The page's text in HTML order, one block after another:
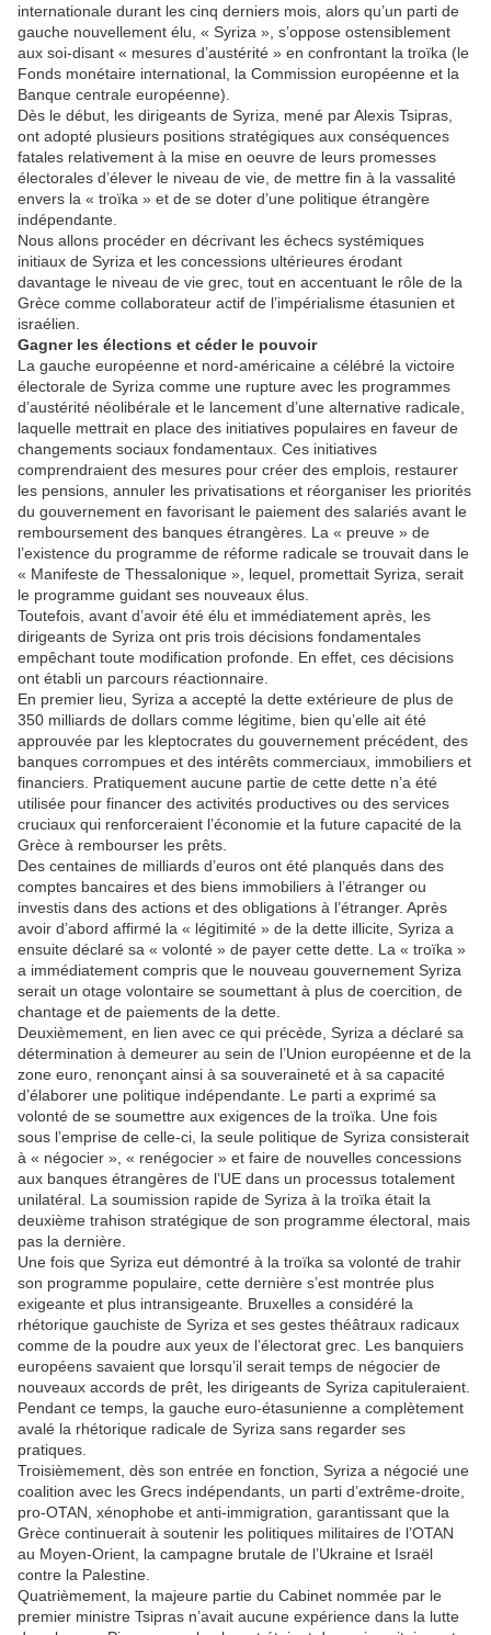
internationale durant les cinq derniers mois, alors qu’un parti de
gauche nouvellement élu, « Syriza », s’oppose ostensiblement
aux soi-disant « mesures d’austérité » en confrontant la troïka (le
Fonds monétaire international, la Commission européenne et la
Banque centrale européenne).
Dès le début, les dirigeants de Syriza, mené par Alexis Tsipras,
ont adopté plusieurs positions stratégiques aux conséquences
fatales relativement à la mise en oeuvre de leurs promesses
électorales d’élever le niveau de vie, de mettre fin à la vassalité
envers la « troïka » et de se doter d’une politique étrangère
indépendante.
Nous allons procéder en décrivant les échecs systémiques
initiaux de Syriza et les concessions ultérieures érodant
davantage le niveau de vie grec, tout en accentuant le rôle de la
Grèce comme collaborateur actif de l’impérialisme étasunien et
israélien.
Gagner les élections et céder le pouvoir
La gauche européenne et nord-américaine a célébré la victoire
électorale de Syriza comme une rupture avec les programmes
d’austérité néolibérale et le lancement d’une alternative radicale,
laquelle mettrait en place des initiatives populaires en faveur de
changements sociaux fondamentaux. Ces initiatives
comprendraient des mesures pour créer des emplois, restaurer
les pensions, annuler les privatisations et réorganiser les priorités
du gouvernement en favorisant le paiement des salariés avant le
remboursement des banques étrangères. La « preuve » de
l’existence du programme de réforme radicale se trouvait dans le
« Manifeste de Thessalonique », lequel, promettait Syriza, serait
le programme guidant ses nouveaux élus.
Toutefois, avant d’avoir été élu et immédiatement après, les
dirigeants de Syriza ont pris trois décisions fondamentales
empêchant toute modification profonde. En effet, ces décisions
ont établi un parcours réactionnaire.
En premier lieu, Syriza a accepté la dette extérieure de plus de
350 milliards de dollars comme légitime, bien qu’elle ait été
approuvée par les kleptocrates du gouvernement précédent, des
banques corrompues et des intérêts commerciaux, immobiliers et
financiers. Pratiquement aucune partie de cette dette n’a été
utilisée pour financer des activités productives ou des services
cruciaux qui renforceraient l’économie et la future capacité de la
Grèce à rembourser les prêts.
Des centaines de milliards d’euros ont été planqués dans des
comptes bancaires et des biens immobiliers à l’étranger ou
investis dans des actions et des obligations à l’étranger. Après
avoir d’abord affirmé la « légitimité » de la dette illicite, Syriza a
ensuite déclaré sa « volonté » de payer cette dette. La « troïka »
a immédiatement compris que le nouveau gouvernement Syriza
serait un otage volontaire se soumettant à plus de coercition, de
chantage et de paiements de la dette.
Deuxièmement, en lien avec ce qui précède, Syriza a déclaré sa
détermination à demeurer au sein de l’Union européenne et de la
zone euro, renonçant ainsi à sa souveraineté et à sa capacité
d’élaborer une politique indépendante. Le parti a exprimé sa
volonté de se soumettre aux exigences de la troïka. Une fois
sous l’emprise de celle-ci, la seule politique de Syriza consisterait
à « négocier », « renégocier » et faire de nouvelles concessions
aux banques étrangères de l’UE dans un processus totalement
unilatéral. La soumission rapide de Syriza à la troïka était la
deuxième trahison stratégique de son programme électoral, mais
pas la dernière.
Une fois que Syriza eut démontré à la troïka sa volonté de trahir
son programme populaire, cette dernière s’est montrée plus
exigeante et plus intransigeante. Bruxelles a considéré la
rhétorique gauchiste de Syriza et ses gestes théâtraux radicaux
comme de la poudre aux yeux de l’électorat grec. Les banquiers
européens savaient que lorsqu’il serait temps de négocier de
nouveaux accords de prêt, les dirigeants de Syriza capituleraient.
Pendant ce temps, la gauche euro-étasunienne a complètement
avalé la rhétorique radicale de Syriza sans regarder ses
pratiques.
Troisièmement, dès son entrée en fonction, Syriza a négocié une
coalition avec les Grecs indépendants, un parti d’extrême-droite,
pro-OTAN, xénophobe et anti-immigration, garantissant que la
Grèce continuerait à soutenir les politiques militaires de l’OTAN
au Moyen-Orient, la campagne brutale de l’Ukraine et Israël
contre la Palestine.
Quatrièmement, la majeure partie du Cabinet nommée par le
premier ministre Tsipras n’avait aucune expérience dans la lutte